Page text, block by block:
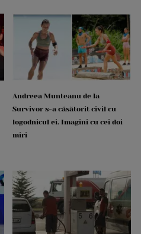
Andreea Munteanu de la
Survivor s-a căsătorit civil cu
logodnicul ei. Imagini cu cei doi
miri